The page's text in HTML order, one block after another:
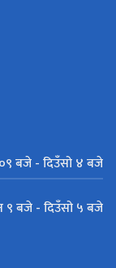
बजे - दिउँसो ४ बजे
९ बजे - दिउँसो ५ बजे